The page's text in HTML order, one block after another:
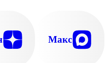
Макс